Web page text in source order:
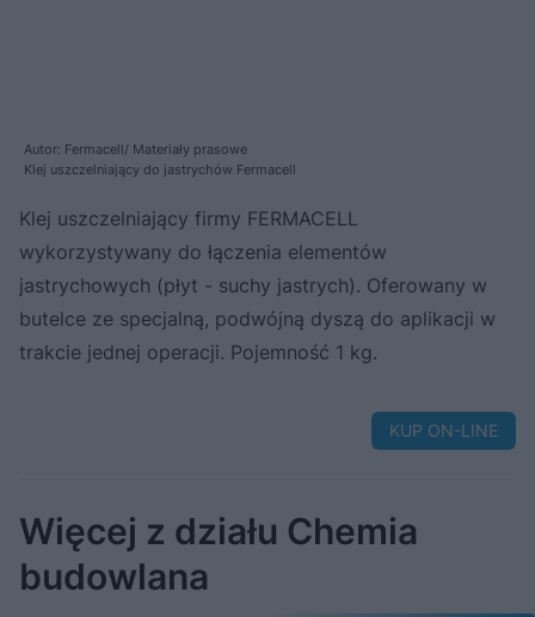
Autor: Fermacell/ Materiały prasowe
Klej uszczelniający do jastrychów Fermacell
Klej uszczelniający firmy FERMACELL
wykorzystywany do łączenia elementów
jastrychowych (płyt - suchy jastrych). Oferowany w
butelce ze specjalną, podwójną dyszą do aplikacji w
trakcie jednej operacji. Pojemność 1 kg.
KUP ON-LINE
Więcej z działu Chemia
budowlana